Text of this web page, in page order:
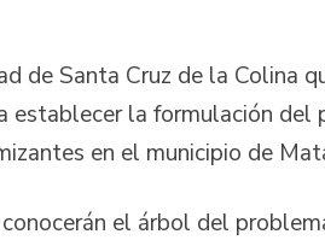
de Santa Cruz de la Colina
establecer la formulación
en el municipio de
el árbol del